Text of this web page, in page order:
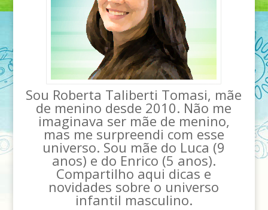
Sou Roberta Taliberti Tomasi, mãe
de menino desde 2010. Não me
imaginava ser mãe de menino,
mas me surpreendi com esse
universo. Sou mãe do Luca (9
anos) e do Enrico (5 anos).
Compartilho aqui dicas e
novidades sobre o universo
infantil masculino.